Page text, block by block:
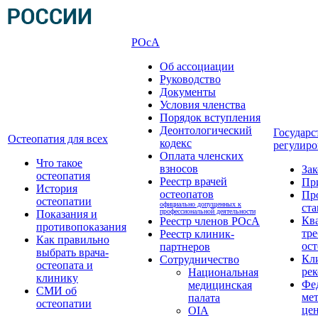
Остеопатия для всех
Что такое
остеопатия
История
остеопатии
Показания и
противопоказания
Как правильно
выбрать врача-
остеопата и
клинику
СМИ об
остеопатии
РОсА
Об ассоциации
Руководство
Документы
Условия членства
Порядок вступления
Деонтологический
кодекс
Оплата членских
взносов
Реестр врачей
остеопатов
официально допущенных к
профессиональной деятельности
Реестр членов РОсА
Реестр клиник-
партнеров
Сотрудничество
Национальная
медицинская
палата
OIA